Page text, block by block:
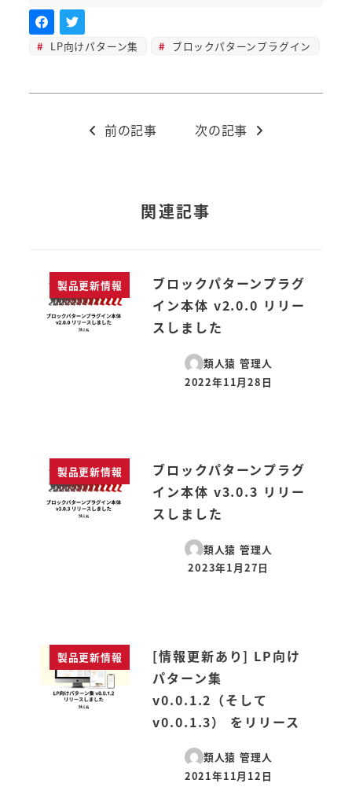
LP向けパターン集 ブロックパターンプラグイン
前の記事 次の記事
関連記事
製品更新情報
ブロックパターンプラグ
イン本体 v2.0.0 リリー
スしました
類人猿 管理人
投稿日
2022年11月28日
製品更新情報
ブロックパターンプラグ
イン本体 v3.0.3 リリー
スしました
類人猿 管理人
投稿日
2023年1月27日
製品更新情報
[情報更新あり] LP向け
パターン集
v0.0.1.2（そして
v0.0.1.3） をリリース
類人猿 管理人
投稿日
2021年11月12日